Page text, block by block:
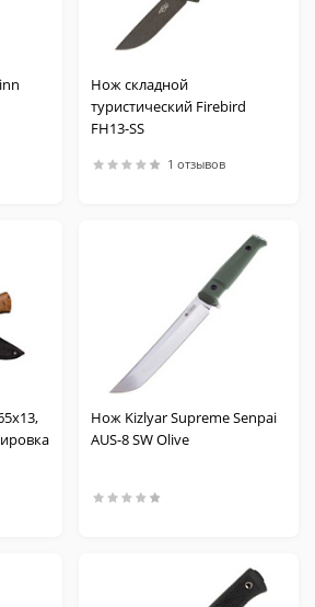
для Victorinox
Нож складной
туристический Firebird
FH13-SS
1 отзывов
Нож Kizlyar Supreme Senpai
AUS-8 SW Olive